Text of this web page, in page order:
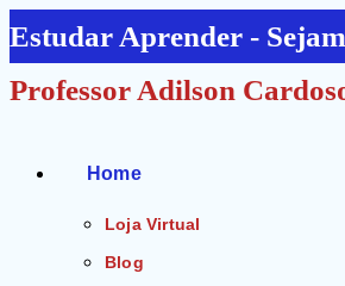
Ir
para
o
Estudar Aprender -
Professor Adilson
Home
Loja Virtual
Blog